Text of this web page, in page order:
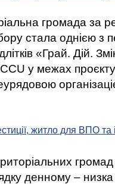
громада за
стала однією
«Грай. Дій.
у межах
житло для ВПО
громад
денному –